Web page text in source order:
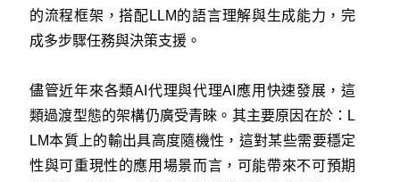
的流程框架，搭配LLM的語言理解與生成能力，完
成多步驟任務與決策支援。
儘管近年來各類AI代理與代理AI應用快速發展，這
類過渡型態的架構仍廣受青睞。其主要原因在於：L
LM本質上的輸出具高度隨機性，這對某些需要穩定
性與可重現性的應用場景而言，可能帶來不可預期